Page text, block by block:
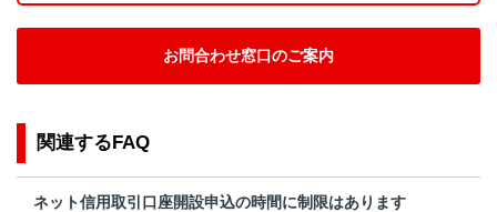
お問合わせ窓口のご案内
関連するFAQ
ネット信用取引口座開設申込の時間に制限はあります